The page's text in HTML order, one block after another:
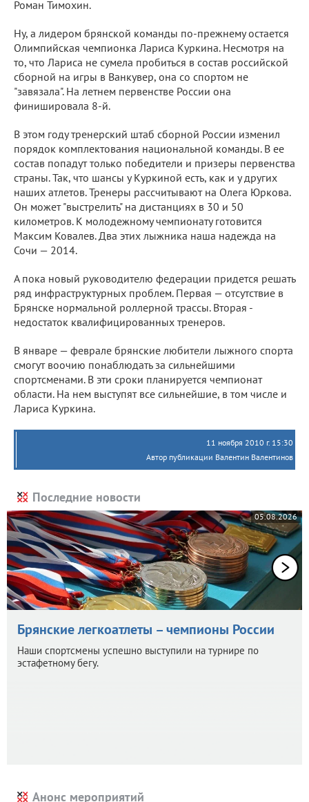
Роман Тимохин.
Ну, а лидером брянской команды по-прежнему остается
Олимпийская чемпионка Лариса Куркина. Несмотря на
то, что Лариса не сумела пробиться в состав российской
сборной на игры в Ванкувер, она со спортом не
"завязала". На летнем первенстве России она
финишировала 8-й.
В этом году тренерский штаб сборной России изменил
порядок комплектования национальной команды. В ее
состав попадут только победители и призеры первенства
страны. Так, что шансы у Куркиной есть, как и у других
наших атлетов. Тренеры рассчитывают на Олега Юркова.
Он может "выстрелить" на дистанциях в 30 и 50
километров. К молодежному чемпионату готовится
Максим Ковалев. Два этих лыжника наша надежда на
Сочи — 2014.
А пока новый руководителю федерации придется решать
ряд инфраструктурных проблем. Первая — отсутствие в
Брянске нормальной роллерной трассы. Вторая -
недостаток квалифицированных тренеров.
В январе — феврале брянские любители лыжного спорта
смогут воочию понаблюдать за сильнейшими
спортсменами. В эти сроки планируется чемпионат
области. На нем выступят все сильнейшие, в том числе и
Лариса Куркина.
11 ноября 2010 г. 15:30
Автор публикации Валентин Валентинов
Последние новости
05.08.2026
Брянские легкоатлеты – чемпионы России
Наши спортсмены успешно выступили на турнире по
эстафетному бегу.
Анонс мероприятий